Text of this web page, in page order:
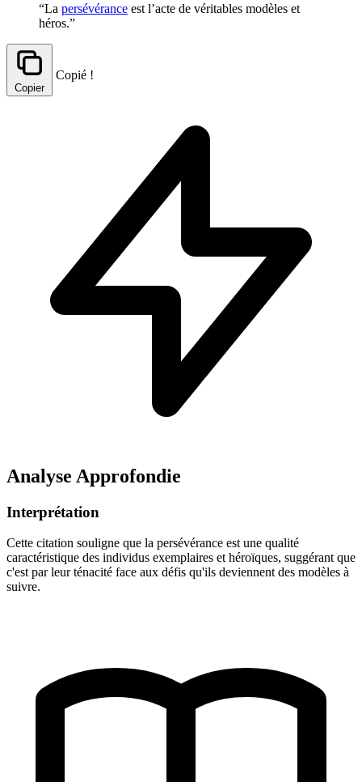
“La persévérance est l’acte de véritables modèles et
héros.”
Copier
Copié !
Analyse Approfondie
Interprétation
Cette citation souligne que la persévérance est une qualité
caractéristique des individus exemplaires et héroïques, suggérant que
c'est par leur ténacité face aux défis qu'ils deviennent des modèles à
suivre.